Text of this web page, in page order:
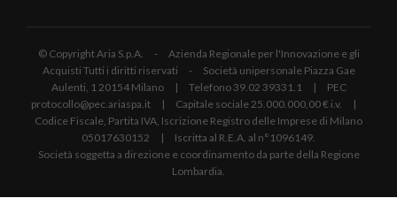
© Copyright Aria S.p.A. - Azienda Regionale per l'Innovazione e gli
Acquisti Tutti i diritti riservati - Società unipersonale Piazza Gae
Aulenti, 1 20154 Milano | Telefono 39.02 39331.1 | PEC
protocollo@pec.ariaspa.it | Capitale sociale 25.000.000,00 € i.v. |
Codice Fiscale, Partita IVA, Iscrizione Registro delle Imprese di Milano
05017630152 | Iscritta al R.E.A. al n°1096149.
Società soggetta a direzione e coordinamento da parte della Regione
Lombardia.